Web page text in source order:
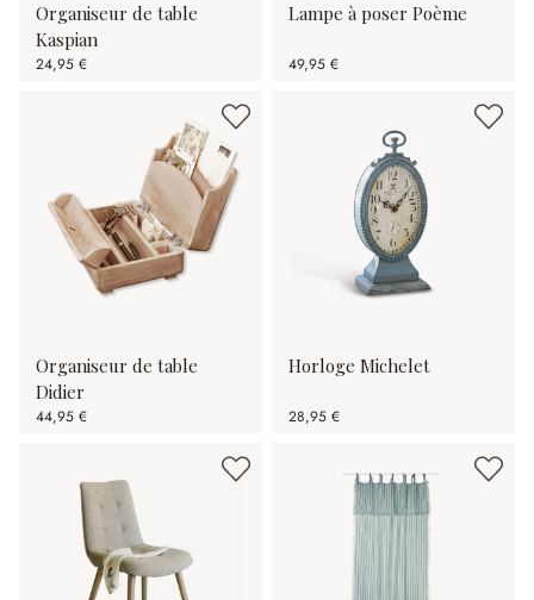
Organiseur de table
Kaspian
24,95 €
Lampe à poser Poème
49,95 €
Organiseur de table
Didier
44,95 €
Horloge Michelet
28,95 €